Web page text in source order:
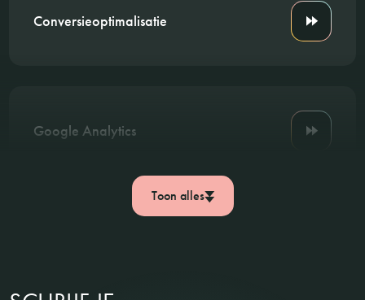
Conversieoptimalisatie
Google Analytics
Toon alles